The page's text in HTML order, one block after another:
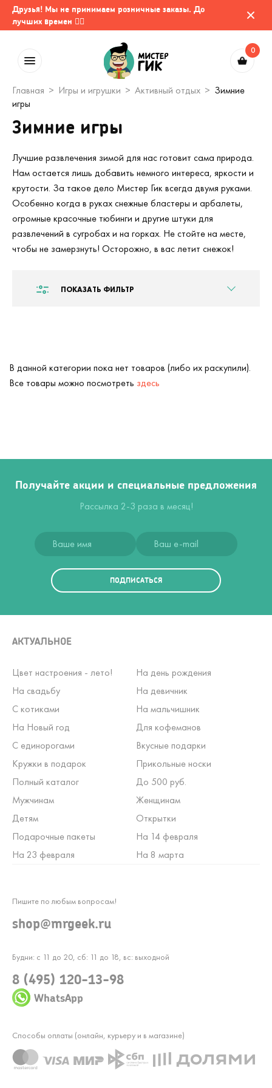
Друзья! Мы не принимаем розничные заказы. До
лучших времен 🤷‍♂️
0
Главная Игры и игрушки Активный отдых
Зимние
игры
Зимние игры
Лучшие развлечения зимой для нас готовит сама природа.
Нам остается лишь добавить немного интереса, яркости и
крутости. За такое дело Мистер Гик всегда двумя руками.
Особенно когда в руках снежные бластеры и арбалеты,
огромные красочные тюбинги и другие штуки для
развлечений в сугробах и на горках. Не стойте на месте,
чтобы не замерзнуть! Осторожно, в вас летит снежок!
ПОКАЗАТЬ ФИЛЬТР
В данной категории пока нет товаров (либо их раскупили).
Все товары можно посмотреть здесь
Получайте акции и специальные предложения
Рассылка 2-3 раза в месяц!
ПОДПИСАТЬСЯ
АКТУАЛЬНОЕ
Цвет настроения - лето!
На день рождения
На свадьбу
На девичник
С котиками
На мальчишник
На Новый год
Для кофеманов
С единорогами
Вкусные подарки
Кружки в подарок
Прикольные носки
Полный каталог
До 500 руб.
Мужчинам
Женщинам
Детям
Открытки
Подарочные пакеты
На 14 февраля
На 23 февраля
На 8 марта
Будни: с 11 до 20, сб: 11 до 18, вс: выходной
8 (495) 120-13-98
WhatsApp
Пишите по любым вопросам!
shop@mrgeek.ru
Способы оплаты (онлайн, курьеру и в магазине)